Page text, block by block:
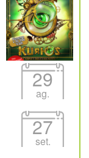
29
ag.
27
set.